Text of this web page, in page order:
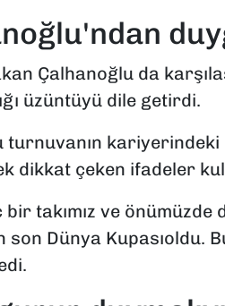
Çalhanoğlu da
üzüntüyü dile getirdi.
kariyerindeki
dikkat çeken ifadeler
bir takımız ve
Dünya Kupasıoldu.